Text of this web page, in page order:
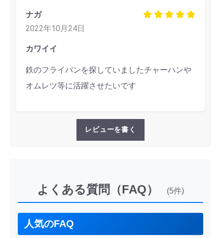
ナガ
2022年10月24日
カワイイ
鉄のフライパンを探していましたチャーハンや
オムレツ等に活躍させたいです
レビューを書く
よくある質問（FAQ） (5件)
人気のFAQ